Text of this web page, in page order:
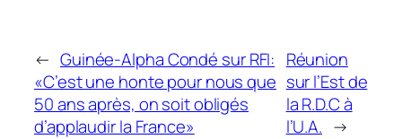
← Guinée-Alpha Condé sur RFI:
«C’est une honte pour nous que
50 ans après, on soit obligés
d’applaudir la France»
Réunion
sur l’Est de
la R.D.C à
l’U.A. →